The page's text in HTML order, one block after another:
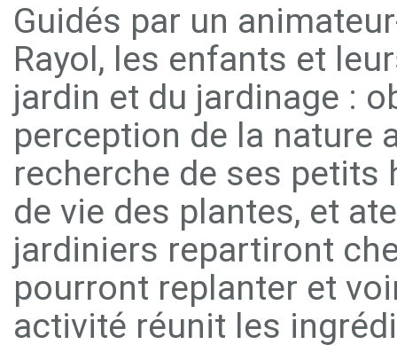
Guidés par un
Rayol, les enfants et
jardin et du jardinage :
perception de la nature
recherche de ses petits
de vie des plantes, et
jardiniers repartiront
pourront replanter et
activité réunit les